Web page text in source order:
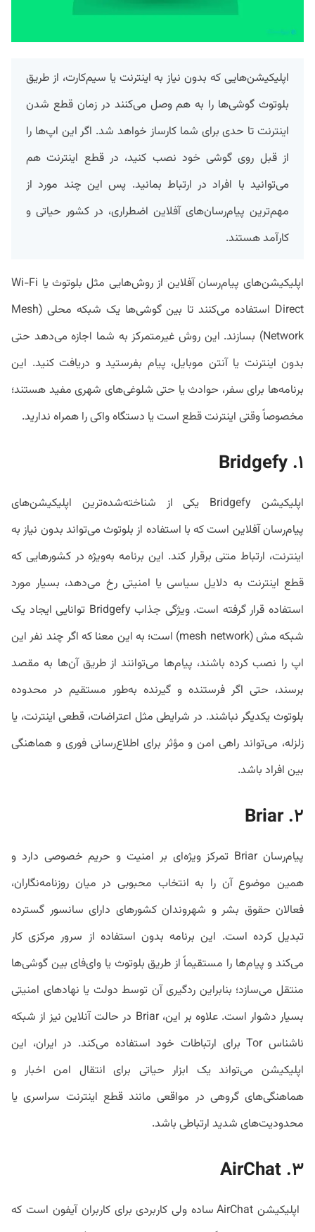
اپلیکیشن‌هایی که بدون نیاز به اینترنت یا سیم‌کارت، از طریق
بلوتوث گوشی‌ها را به هم وصل می‌کنند در زمان قطع شدن
اینترنت تا حدی برای شما کارساز خواهد شد. اگر این اپ‌ها را
از قبل روی گوشی خود نصب کنید، در قطع اینترنت هم
می‌توانید با افراد در ارتباط بمانید. پس این چند مورد از
مهم‌ترین پیام‌رسان‌های آفلاین اضطراری، در کشور حیاتی و
کارآمد هستند.
اپلیکیشن‌های پیام‌رسان آفلاین از روش‌هایی مثل بلوتوث یا Wi-Fi
Direct استفاده می‌کنند تا بین گوشی‌ها یک شبکه محلی (Mesh
Network) بسازند. این روش غیرمتمرکز به شما اجازه می‌دهد حتی
بدون اینترنت یا آنتن موبایل، پیام بفرستید و دریافت کنید. این
برنامه‌ها برای سفر، حوادث یا حتی شلوغی‌های شهری مفید هستند؛
مخصوصاً وقتی اینترنت قطع است یا دستگاه واکی‌ را همراه ندارید.
۱. Bridgefy
اپلیکیشن Bridgefy یکی از شناخته‌شده‌ترین اپلیکیشن‌های
پیام‌رسان آفلاین است که با استفاده از بلوتوث می‌تواند بدون نیاز به
اینترنت، ارتباط متنی برقرار کند. این برنامه به‌ویژه در کشورهایی که
قطع اینترنت به دلایل سیاسی یا امنیتی رخ می‌دهد، بسیار مورد
استفاده قرار گرفته است. ویژگی جذاب Bridgefy توانایی ایجاد یک
شبکه مش (mesh network) است؛ به این معنا که اگر چند نفر این
اپ را نصب کرده باشند، پیام‌ها می‌توانند از طریق آن‌ها به مقصد
برسند، حتی اگر فرستنده و گیرنده به‌طور مستقیم در محدوده
بلوتوث یکدیگر نباشند. در شرایطی مثل اعتراضات، قطعی اینترنت، یا
زلزله، می‌تواند راهی امن و مؤثر برای اطلاع‌رسانی فوری و هماهنگی
بین افراد باشد.
۲. Briar
پیام‌رسان Briar تمرکز ویژه‌ای بر امنیت و حریم خصوصی دارد و
همین موضوع آن را به انتخاب محبوبی در میان روزنامه‌نگاران،
فعالان حقوق بشر و شهروندان کشورهای دارای سانسور گسترده
تبدیل کرده است. این برنامه بدون استفاده از سرور مرکزی کار
می‌کند و پیام‌ها را مستقیماً از طریق بلوتوث یا وای‌فای بین گوشی‌ها
منتقل می‌سازد؛ بنابراین ردگیری آن توسط دولت یا نهادهای امنیتی
بسیار دشوار است. علاوه بر این، Briar در حالت آنلاین نیز از شبکه
ناشناس Tor برای ارتباطات خود استفاده می‌کند. در ایران، این
اپلیکیشن می‌تواند یک ابزار حیاتی برای انتقال امن اخبار و
هماهنگی‌های گروهی در مواقعی مانند قطع اینترنت سراسری یا
محدودیت‌های شدید ارتباطی باشد.
۳. AirChat
اپلیکیشن AirChat ساده ولی کاربردی برای کاربران آیفون است که